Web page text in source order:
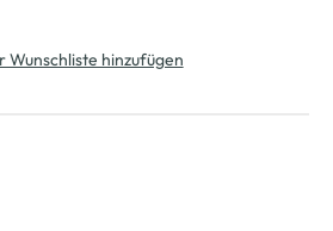
Wunschliste hinzufügen